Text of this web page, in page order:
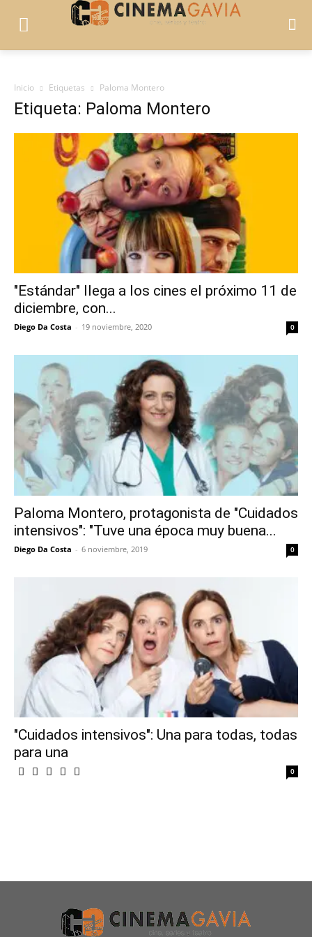
Inicio Etiquetas Paloma Montero
Etiqueta: Paloma Montero
"Estándar" llega a los cines el próximo 11 de
diciembre, con...
Diego Da Costa - 19 noviembre, 2020 0
Paloma Montero, protagonista de "Cuidados
intensivos": "Tuve una época muy buena...
Diego Da Costa - 6 noviembre, 2019 0
"Cuidados intensivos": Una para todas, todas
para una
0